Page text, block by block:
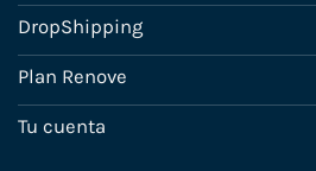
DropShipping
Plan Renove
Tu cuenta